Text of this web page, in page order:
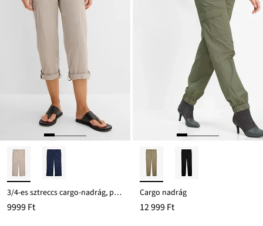
3/4-es sztreccs cargo-nadrág, pamut-keverékből
9999 Ft
Cargo nadrág
12 999 Ft